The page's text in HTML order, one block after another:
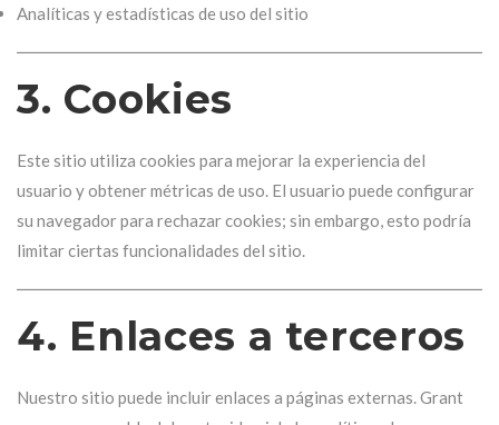
Analíticas y estadísticas de uso del sitio
3. Cookies
Este sitio utiliza cookies para mejorar la experiencia del
usuario y obtener métricas de uso. El usuario puede configurar
su navegador para rechazar cookies; sin embargo, esto podría
limitar ciertas funcionalidades del sitio.
4. Enlaces a terceros
Nuestro sitio puede incluir enlaces a páginas externas. Grant